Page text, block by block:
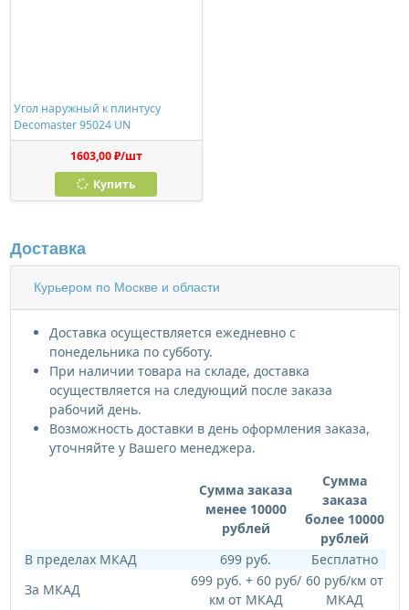
Угол наружный к плинтусу
Decomaster 95024 UN
1603,00 ₽/шт
Купить
Доставка
Курьером по Москве и области
Доставка осуществляется ежедневно с
понедельника по субботу.
При наличии товара на складе, доставка
осуществляется на следующий после заказа
рабочий день.
Возможность доставки в день оформления заказа,
уточняйте у Вашего менеджера.
Сумма заказа
менее 10000
рублей
Сумма
заказа
более 10000
рублей
В пределах МКАД
699 руб.
Бесплатно
За МКАД
699 руб. + 60 руб/
км от МКАД
60 руб/км от
МКАД